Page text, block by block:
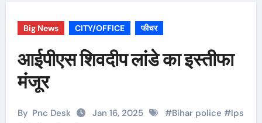
Big News CITY/OFFICE फीचर
आईपीएस शिवदीप लांडे का इस्तीफा
मंजूर
By Pnc Desk Jan 16, 2025 #Bihar police #Ips